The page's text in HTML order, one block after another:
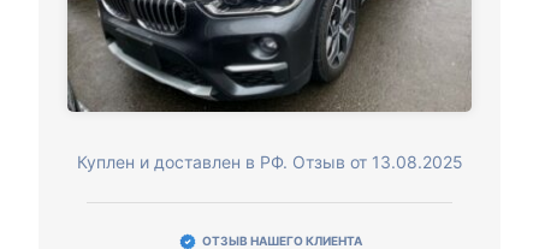
Куплен и доставлен в РФ. Отзыв от 13.08.2025
ОТЗЫВ НАШЕГО КЛИЕНТА